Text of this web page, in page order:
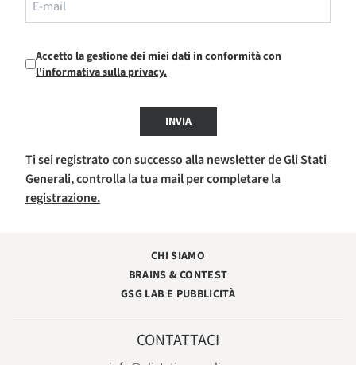
Accetto la gestione dei miei dati in conformità con
l'informativa sulla privacy.
INVIA
Ti sei registrato con successo alla newsletter de Gli Stati
Generali, controlla la tua mail per completare la
registrazione.
CHI SIAMO
BRAINS & CONTEST
GSG LAB E PUBBLICITÀ
CONTATTACI